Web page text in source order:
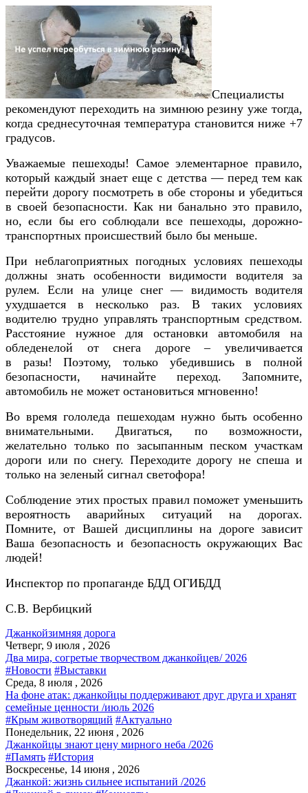
Специалисты
рекомендуют переходить на зимнюю резину уже тогда,
когда среднесуточная температура становится ниже +7
градусов.
Уважаемые пешеходы! Самое элементарное правило,
который каждый знает еще с детства — перед тем как
перейти дорогу посмотреть в обе стороны и убедиться
в своей безопасности. Как ни банально это правило,
но, если бы его соблюдали все пешеходы, дорожно-
транспортных происшествий было бы меньше.
При неблагоприятных погодных условиях пешеходы
должны знать особенности видимости водителя за
рулем. Если на улице снег — видимость водителя
ухудшается в несколько раз. В таких условиях
водителю трудно управлять транспортным средством.
Расстояние нужное для остановки автомобиля на
обледенелой от снега дороге – увеличивается
в разы!Поэтому, только убедившись в полной
безопасности, начинайте переход. Запомните,
автомобиль не может остановиться мгновенно!
Во время гололеда пешеходам нужно быть особенно
внимательными. Двигаться, по возможности,
желательно только по засыпанным песком участкам
дороги или по снегу. Переходите дорогу не спеша и
только на зеленый сигнал светофора!
Соблюдение этих простых правил поможет уменьшить
вероятность аварийных ситуаций на дорогах.
Помните, от Вашей дисциплины на дороге зависит
Ваша безопасность и безопасность окружающих Вас
людей!
Инспектор по пропаганде БДД ОГИБДД
С.В. Вербицкий
Джанкойзимняя дорога
Четверг, 9 июля , 2026
Два мира, согретые творчеством джанкойцев/ 2026
#Новости #Выставки
Среда, 8 июля , 2026
На фоне атак: джанкойцы поддерживают друг друга и хранят
семейные ценности /июль 2026
#Крым животворящий #Актуально
Понедельник, 22 июня , 2026
Джанкойцы знают цену мирного неба /2026
#Память #История
Воскресенье, 14 июня , 2026
Джанкой: жизнь сильнее испытаний /2026